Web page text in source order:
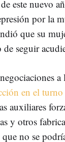
este nuevo
por la
que su
seguir
a
en el
auxiliares
y otros
no se